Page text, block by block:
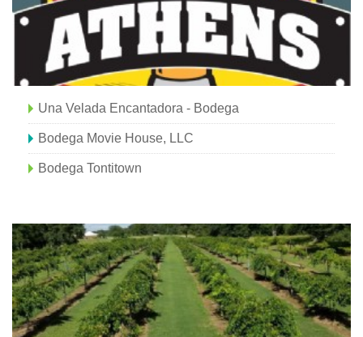
Una Velada Encantadora - Bodega
Bodega Movie House, LLC
Bodega Tontitown